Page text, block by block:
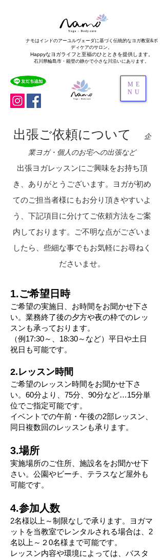
ナモはインドのアーユルヴェーダに基づく伝統的なヨガ教室&ボ
ディケアのサロン。
Happyなヨガライフと至福のひとときを提供します。
石川県輪島市・能登の静かで小さな川沿いにあります。
ME
NU
出張ご依頼について
企
業ヨガ・個人のお宅への出張など
出張ヨガレッスンにご興味をお持ち頂
き、ありがとうございます。
​ヨガが初め
てのご担当者様にもお分り頂きやすいよ
う、下記項目に分けてご依頼方法をご案
内しております。ご不明な点がございま
したら、些細な事でもお気軽にお尋ねく
ださいませ。
1.ご希望日時
ご希望の実施日、お時間をお聞かせ下さ
い。業務終了後の夕方や夜の枠でのレッ
スンも承っております。
（例17:30～、18:30～など）​平日や土日
祝日も可能です。
2.レッスン時間
ご希望のレッスン時間をお聞かせ下さ
い。60分より、75分、90分など…15分単
位でご指定可能です。
イベントでの午前・午後の2部レッスン、
同日複数回のレッスンも承ります。
3.場所
実施場所のご住所、施設名をお聞かせ下
さい。公園やビーチ、テラスなど屋外も
可能です。
4.参加人数
2名様以上～制限なしで承ります。ヨガマ
ットを当教室でレンタルされる場合は、2
名以上～２0名様まで可能です。
​レッスン内容や環境によっては、バスタ